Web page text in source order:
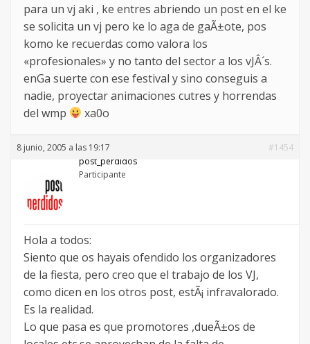
para un vj aki , ke entres abriendo un post en el ke
se solicita un vj pero ke lo aga de gaÃ±ote, pos
komo ke recuerdas como valora los
«profesionales» y no tanto del sector a los vJÂ´s.
enGa suerte con ese festival y sino conseguis a
nadie, proyectar animaciones cutres y horrendas
del wmp
xa0o
8 junio, 2005 a las 19:17
#1454
post_perdidos
Participante
Hola a todos:
Siento que os hayais ofendido los organizadores
de la fiesta, pero creo que el trabajo de los VJ,
como dicen en los otros post, estÃ¡ infravalorado.
Es la realidad.
Lo que pasa es que promotores ,dueÃ±os de